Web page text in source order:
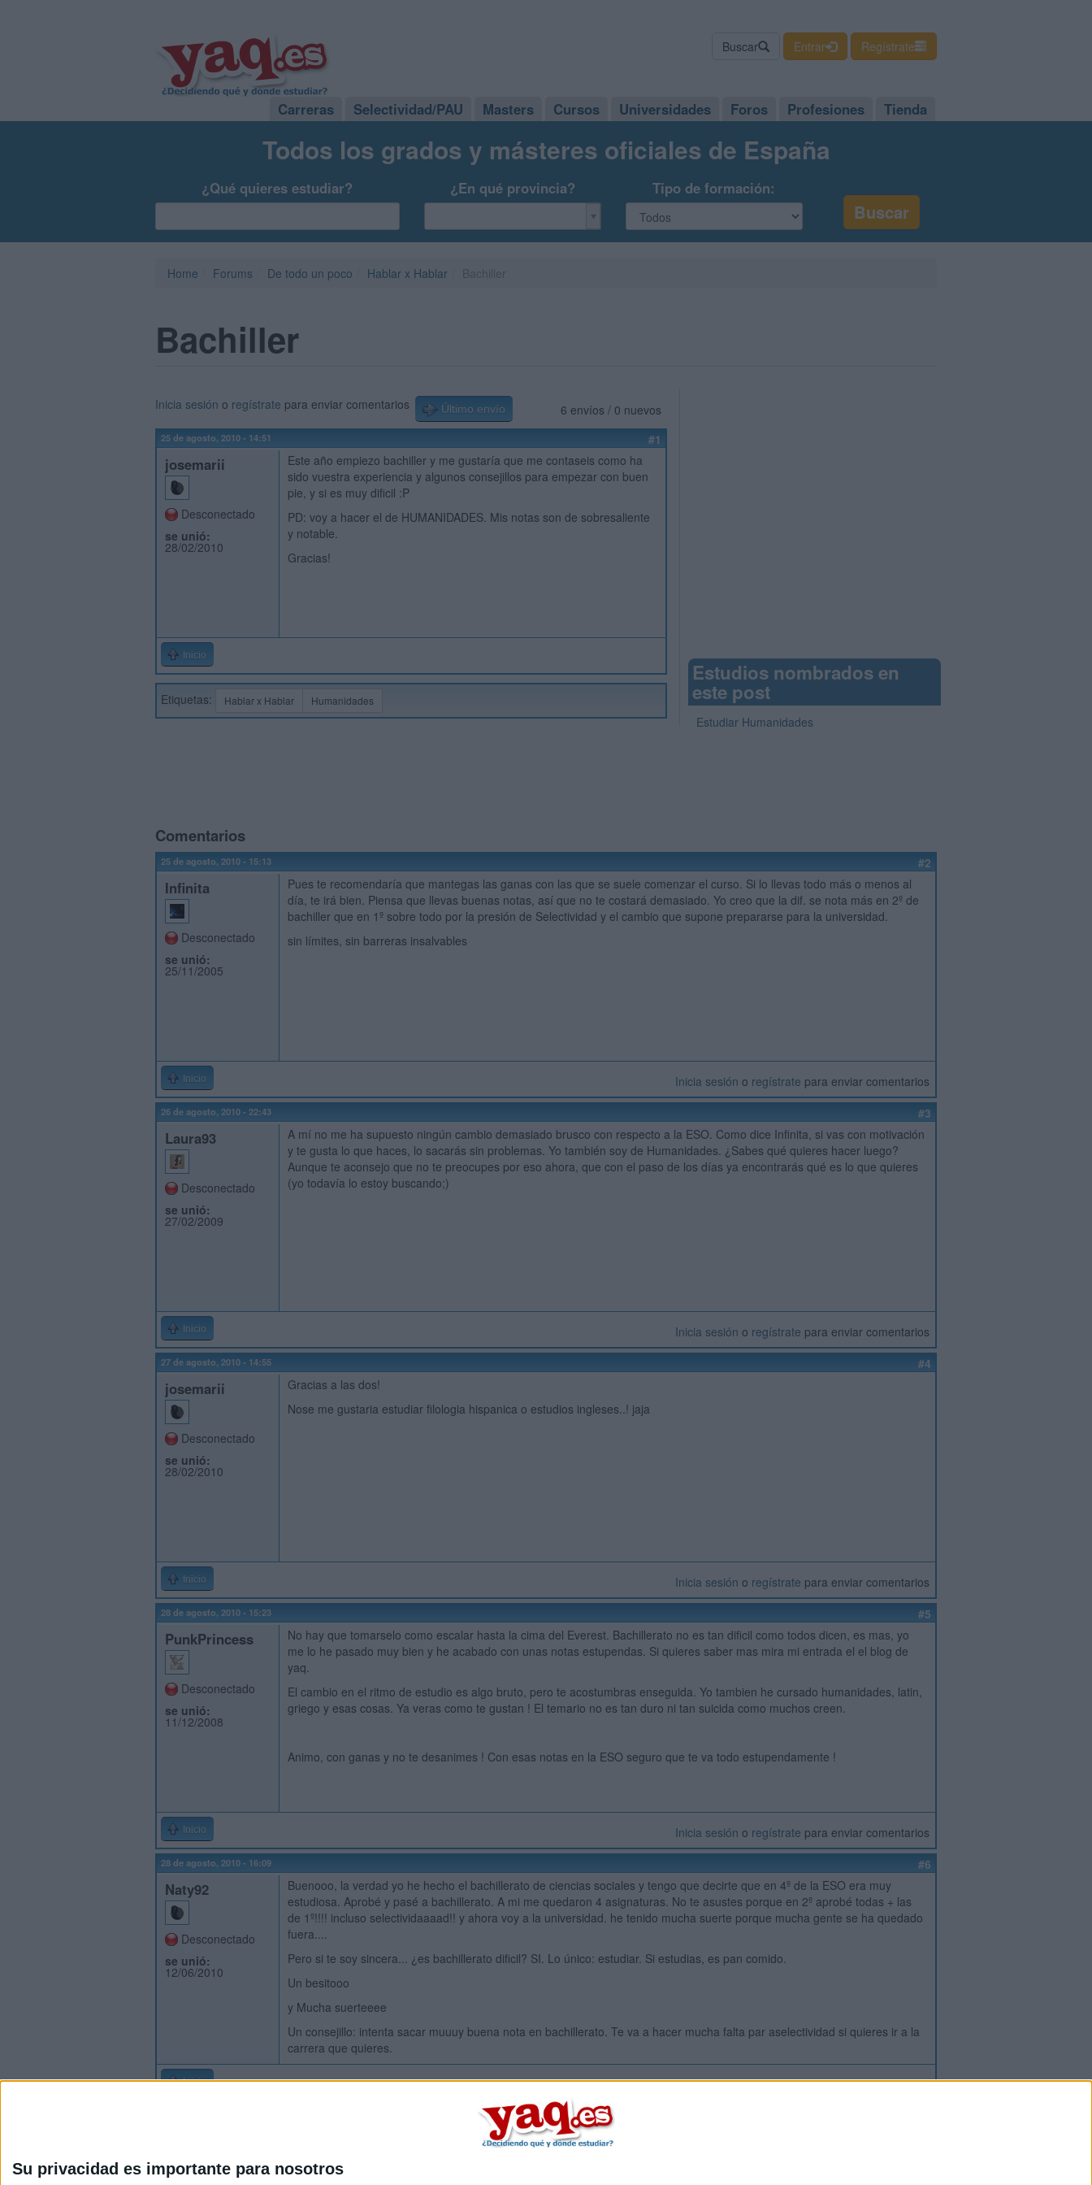
Su privacidad es importante para nosotros
Buscar Entrar Regístrate
Carreras Selectividad/PAU Masters Cursos Universidades Foros Profesiones Tienda
Todos los grados y másteres oficiales de España
¿Qué quieres estudiar? ¿En qué provincia? Tipo de formación:
Home Forums De todo un poco Hablar x Hablar
Bachiller
6 envíos / 0 nuevos
Inicia sesión o regístrate para enviar comentarios Último envío
25 de agosto, 2010 - 14:51 #1
josemarii
Desconectado
se unió:
28/02/2010
Este año empiezo bachiller y me gustaría que me contaseis como ha
sido vuestra experiencia y algunos consejillos para empezar con buen
pie, y si es muy dificil :P
PD: voy a hacer el de HUMANIDADES. Mis notas son de sobresaliente
y notable.
Gracias!
Inicio
Etiquetas: Hablar x Hablar Humanidades
Estudios nombrados en
este post
Estudiar Humanidades
Comentarios
25 de agosto, 2010 - 15:13 #2
Infinita
Desconectado
se unió:
25/11/2005
Pues te recomendaría que mantegas las ganas con las que se suele comenzar el curso. Si lo llevas todo más o menos al
día, te irá bien. Piensa que llevas buenas notas, así que no te costará demasiado. Yo creo que la dif. se nota más en 2º de
bachiller que en 1º sobre todo por la presión de Selectividad y el cambio que supone prepararse para la universidad.
sin límites, sin barreras insalvables
Inicio Inicia sesión o regístrate para enviar comentarios
26 de agosto, 2010 - 22:43 #3
Laura93
Desconectado
se unió:
27/02/2009
A mí no me ha supuesto ningún cambio demasiado brusco con respecto a la ESO. Como dice Infinita, si vas con motivación
y te gusta lo que haces, lo sacarás sin problemas. Yo también soy de Humanidades. ¿Sabes qué quieres hacer luego?
Aunque te aconsejo que no te preocupes por eso ahora, que con el paso de los días ya encontrarás qué es lo que quieres
(yo todavía lo estoy buscando;)
Inicio Inicia sesión o regístrate para enviar comentarios
27 de agosto, 2010 - 14:55 #4
josemarii
Desconectado
se unió:
28/02/2010
Gracias a las dos!
Nose me gustaria estudiar filologia hispanica o estudios ingleses..! jaja
Inicio Inicia sesión o regístrate para enviar comentarios
28 de agosto, 2010 - 15:23 #5
PunkPrincess
Desconectado
se unió:
11/12/2008
No hay que tomarselo como escalar hasta la cima del Everest. Bachillerato no es tan dificil como todos dicen, es mas, yo
me lo he pasado muy bien y he acabado con unas notas estupendas. Si quieres saber mas mira mi entrada el el blog de
yaq.
El cambio en el ritmo de estudio es algo bruto, pero te acostumbras enseguida. Yo tambien he cursado humanidades, latin,
griego y esas cosas. Ya veras como te gustan ! El temario no es tan duro ni tan suicida como muchos creen.
Animo, con ganas y no te desanimes ! Con esas notas en la ESO seguro que te va todo estupendamente !
Inicio Inicia sesión o regístrate para enviar comentarios
28 de agosto, 2010 - 16:09 #6
Naty92
Desconectado
se unió:
12/06/2010
Buenooo, la verdad yo he hecho el bachillerato de ciencias sociales y tengo que decirte que en 4º de la ESO era muy
estudiosa. Aprobé y pasé a bachillerato. A mi me quedaron 4 asignaturas. No te asustes porque en 2º aprobé todas + las
de 1º!!!! incluso selectividaaaad!! y ahora voy a la universidad. he tenido mucha suerte porque mucha gente se ha quedado
fuera....
Pero si te soy sincera... ¿es bachillerato dificil? SI. Lo único: estudiar. Si estudias, es pan comido.
Un besitooo
y Mucha suerteeee
Un consejillo: intenta sacar muuuy buena nota en bachillerato. Te va a hacer mucha falta par aselectividad si quieres ir a la
carrera que quieres.
Inicio Inicia sesiónoregístratepara enviar comentarios